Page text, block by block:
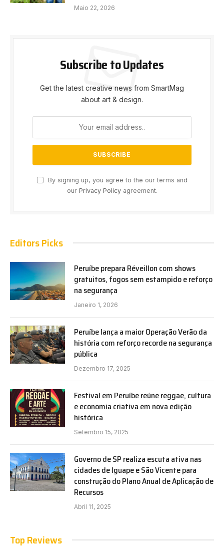
Maio 22, 2026
Subscribe to Updates
Get the latest creative news from SmartMag
about art & design.
By signing up, you agree to the our terms and
our Privacy Policyagreement.
Editors Picks
Peruíbe prepara Réveillon com shows
gratuitos, fogos sem estampido e reforço
na segurança
Janeiro 1, 2026
Peruíbe lança a maior Operação Verão da
história com reforço recorde na segurança
pública
Dezembro 17, 2025
Festival em Peruíbe reúne reggae, cultura
e economia criativa em nova edição
histórica
Setembro 15, 2025
Governo de SP realiza escuta ativa nas
cidades de Iguape e São Vicente para
construção do Plano Anual de Aplicação de
Recursos
Abril 11, 2025
Top Reviews